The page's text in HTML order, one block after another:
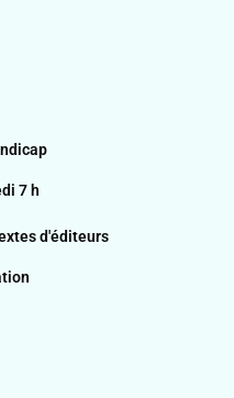
7 h
d'éditeurs